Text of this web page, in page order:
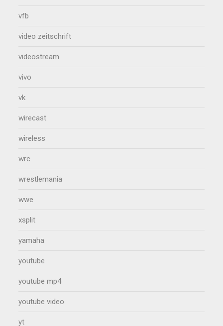
vfb
video zeitschrift
videostream
vivo
vk
wirecast
wireless
wrc
wrestlemania
wwe
xsplit
yamaha
youtube
youtube mp4
youtube video
yt